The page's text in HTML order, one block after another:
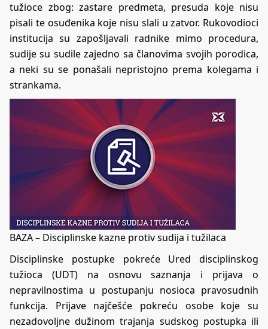
tužioce zbog: zastare predmeta, presuda koje nisu
pisali te osuđenika koje nisu slali u zatvor. Rukovodioci
institucija su zapošljavali radnike mimo procedura,
sudije su sudile zajedno sa članovima svojih porodica,
a neki su se ponašali nepristojno prema kolegama i
strankama.
BAZA – Disciplinske kazne protiv sudija i tužilaca
Disciplinske postupke pokreće Ured disciplinskog
tužioca (UDT) na osnovu saznanja i prijava o
nepravilnostima u postupanju nosioca pravosudnih
funkcija. Prijave najčešće pokreću osobe koje su
nezadovoljne dužinom trajanja sudskog postupka ili